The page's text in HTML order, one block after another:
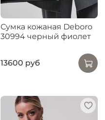
Сумка кожаная Deboro
30994 черный фиолет
13600 руб